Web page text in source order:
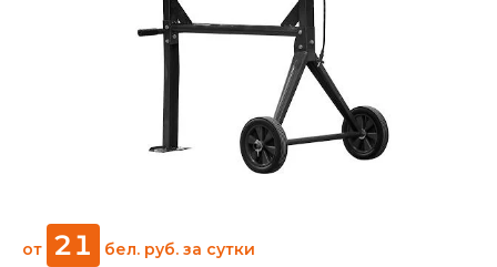
от 21 бел. руб. за сутки